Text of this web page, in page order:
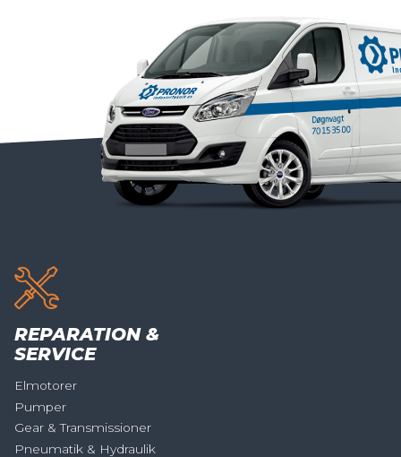
REPARATION &
SERVICE
Elmotorer
Pumper
Gear & Transmissioner
Pneumatik & Hydraulik